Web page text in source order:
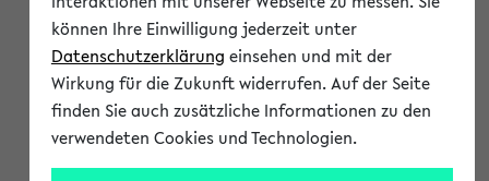
Anmeldung am eKVV
können Ihre Einwilligung jederzeit unter
Datenschutzerklärung einsehen und mit der
Wirkung für die Zukunft widerrufen. Auf der Seite
finden Sie auch zusätzliche Informationen zu den
verwendeten Cookies und Technologien.